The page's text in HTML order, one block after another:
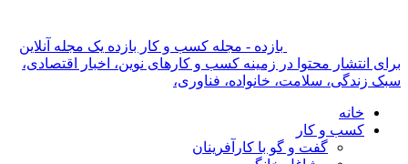
بازده - مجله کسب و کار بازده یک مجله آنلاین
برای انتشار محتوا در زمینه کسب و کارهای نوین، اخبار اقتصادی،
سبک زندگی، سلامت، خانواده، فناوری،
خانه
کسب و کار
گفت و گو با کارآفرینان